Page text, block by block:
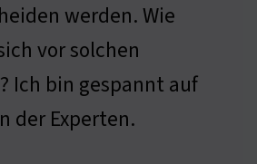
werden. Wie
vor solchen
Ich bin gespannt auf
der Experten.